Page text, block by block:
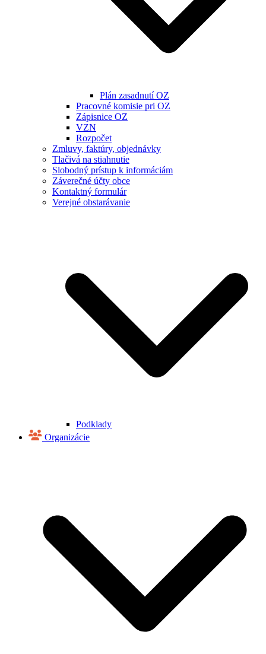
Plán zasadnutí OZ
Pracovné komisie pri OZ
Zápisnice OZ
VZN
Rozpočet
Zmluvy, faktúry, objednávky
Tlačivá na stiahnutie
Slobodný prístup k informáciám
Záverečné účty obce
Kontaktný formulár
Verejné obstarávanie
Podklady
Organizácie